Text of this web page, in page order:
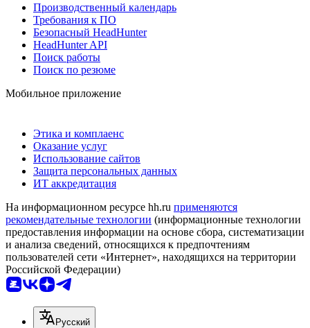
Производственный календарь
Требования к ПО
Безопасный HeadHunter
HeadHunter API
Поиск работы
Поиск по резюме
Мобильное приложение
Этика и комплаенс
Оказание услуг
Использование сайтов
Защита персональных данных
ИТ аккредитация
На информационном ресурсе hh.ru применяются
рекомендательные технологии (информационные технологии
предоставления информации на основе сбора, систематизации
и анализа сведений, относящихся к предпочтениям
пользователей сети «Интернет», находящихся на территории
Российской Федерации)
Русский